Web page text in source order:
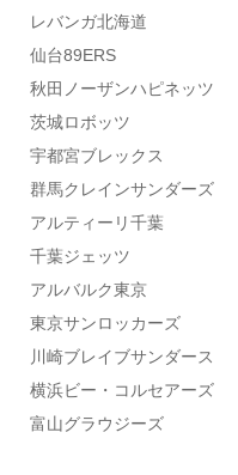
レバンガ北海道
仙台89ERS
秋田ノーザンハピネッツ
茨城ロボッツ
宇都宮ブレックス
群馬クレインサンダーズ
アルティーリ千葉
千葉ジェッツ
アルバルク東京
東京サンロッカーズ
川崎ブレイブサンダース
横浜ビー・コルセアーズ
富山グラウジーズ